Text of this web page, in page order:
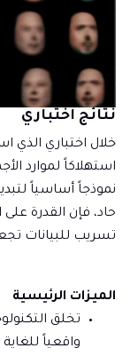
نتائج اختباري
نموذجاً أساسياً
تسريب للبيانات
الميزات الرئيسية
تخلق
واقعياً